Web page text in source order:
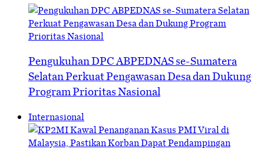
Pengukuhan DPC ABPEDNAS se-Sumatera
Selatan Perkuat Pengawasan Desa dan Dukung
Program Prioritas Nasional
Internasional